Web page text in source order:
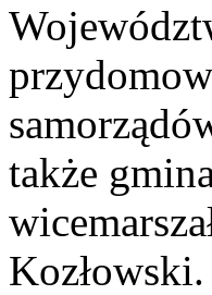
także
Kozłowski.